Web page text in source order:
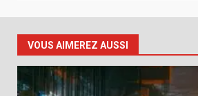
VOUS AIMEREZ AUSSI